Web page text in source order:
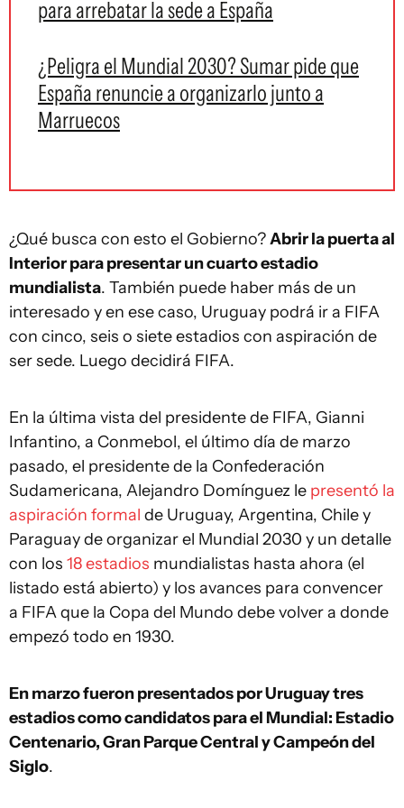
para arrebatar la sede a España
¿Peligra el Mundial 2030? Sumar pide que
España renuncie a organizarlo junto a
Marruecos
¿Qué busca con esto el Gobierno?Abrir la puerta al
Interior para presentar un cuarto estadio
mundialista. También puede haber más de un
interesado y en ese caso, Uruguay podrá ir a FIFA
con cinco, seis o siete estadios con aspiración de
ser sede. Luego decidirá FIFA.
En la última vista del presidente de FIFA, Gianni
Infantino, a Conmebol, el último día de marzo
pasado, el presidente de la Confederación
Sudamericana, Alejandro Domínguez le presentó la
aspiración formal de Uruguay, Argentina, Chile y
Paraguay de organizar el Mundial 2030 y un detalle
con los 18 estadios mundialistas hasta ahora (el
listado está abierto) y los avances para convencer
a FIFA que la Copa del Mundo debe volver a donde
empezó todo en 1930.
En marzo fueron presentados por Uruguay tres
estadios como candidatos para el Mundial: Estadio
Centenario, Gran Parque Central y Campeón del
Siglo.